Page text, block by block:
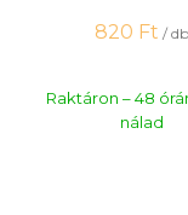
820 Ft / db
Raktáron – 48
nálad